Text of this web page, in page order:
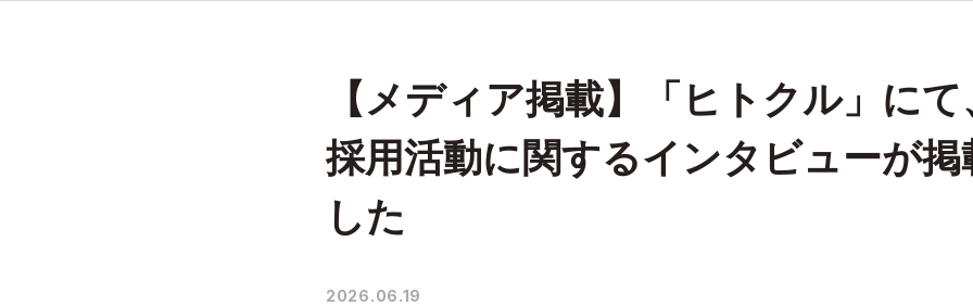
【メディア掲載】「ヒトクル」に
採用活動に関するインタビューが
した
2026.06.19